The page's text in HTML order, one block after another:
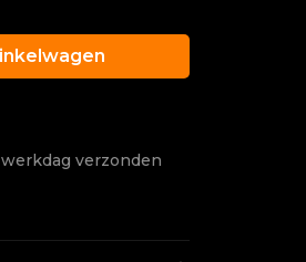
verzonden